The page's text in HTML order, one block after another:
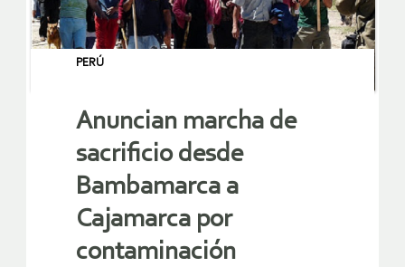
PERÚ
Anuncian marcha de
sacrificio desde
Bambamarca a
Cajamarca por
contaminación